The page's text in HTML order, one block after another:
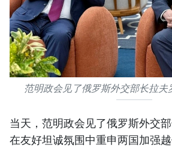
范明政会见了俄罗斯外交部长拉夫
当天，范明政会见了俄罗斯外交
在友好坦诚氛围中重申两国加强